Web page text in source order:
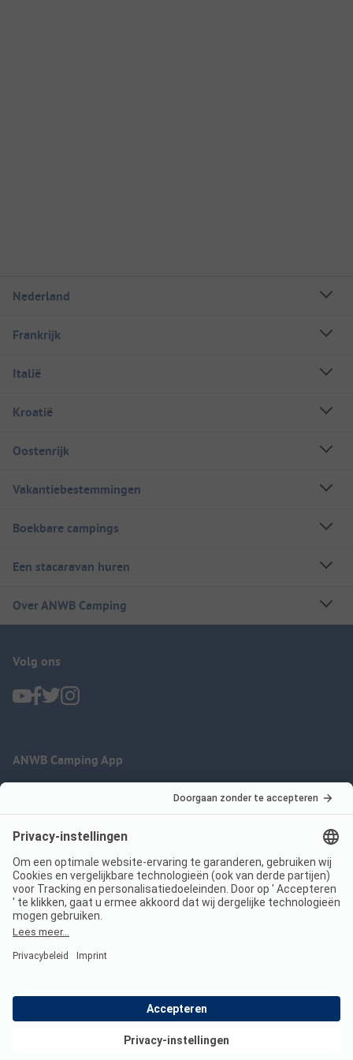
Nederland
Frankrijk
Italië
Kroatië
Oostenrijk
Vakantiebestemmingen
Boekbare campings
Een stacaravan huren
Over ANWB Camping
Volg ons
ANWB Camping App
Imprint
Jouw privacy
Voorwaarden
Wet digitale diensten